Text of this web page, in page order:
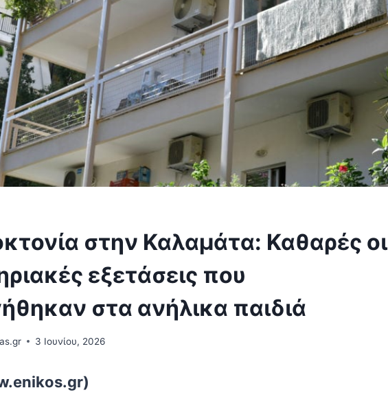
στην Καλαμάτα: Καθαρές οι
εξετάσεις που
στα ανήλικα παιδιά
3 Ιουνίου, 2026